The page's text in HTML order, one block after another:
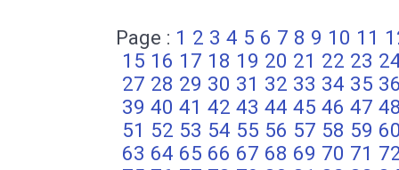
Page : 1 2 3 4 5 6 7 8 9 10 11
15 16 17 18 19 20 21 22 23
27 28 29 30 31 32 33 34 35
39 40 41 42 43 44 45 46 47
51 52 53 54 55 56 57 58 59
63 64 65 66 67 68 69 70 71